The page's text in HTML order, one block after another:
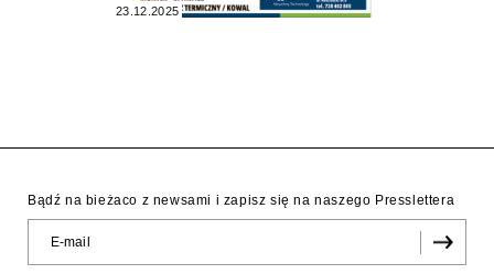
23.12.2025
Bądź na bieżaco z newsami i zapisz się na naszego Presslettera